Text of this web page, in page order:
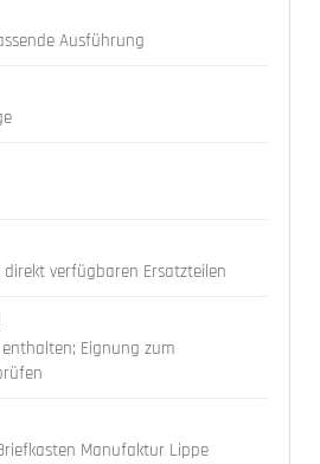
Ausführung
verfügbaren Ersatzteilen
Eignung zum
Manufaktur Lippe